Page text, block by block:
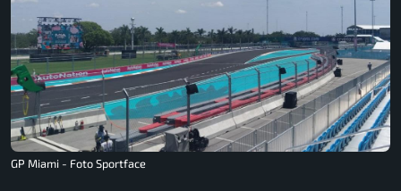
GP Miami - Foto Sportface